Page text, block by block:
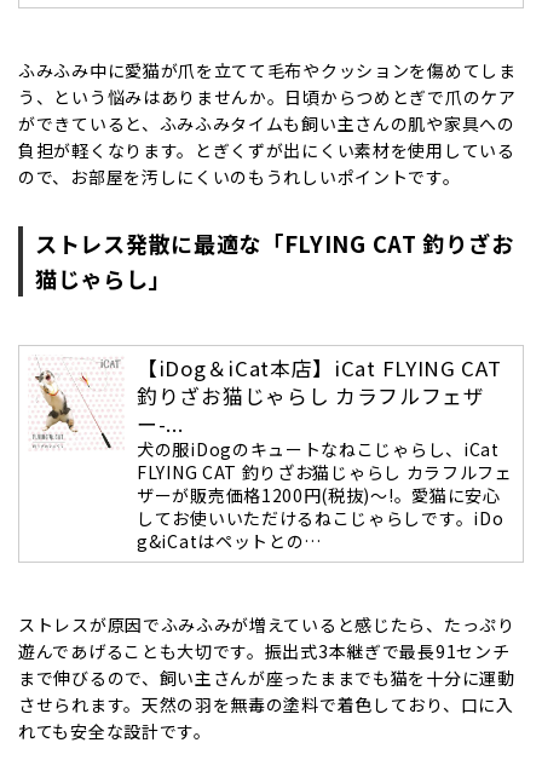
ふみふみ中に愛猫が爪を立てて毛布やクッションを傷めてしま
う、という悩みはありませんか。日頃からつめとぎで爪のケア
ができていると、ふみふみタイムも飼い主さんの肌や家具への
負担が軽くなります。とぎくずが出にくい素材を使用している
ので、お部屋を汚しにくいのもうれしいポイントです。
ストレス発散に最適な「FLYING CAT 釣りざお
猫じゃらし」
【iDog＆iCat本店】iCat FLYING CAT
釣りざお猫じゃらし カラフルフェザ
ー-...
犬の服iDogのキュートなねこじゃらし、iCat
FLYING CAT 釣りざお猫じゃらし カラフルフェ
ザーが販売価格1200円(税抜)～!。愛猫に安心
してお使いいただけるねこじゃらしです。iDo
g&iCatはペットとの…
ストレスが原因でふみふみが増えていると感じたら、たっぷり
遊んであげることも大切です。振出式3本継ぎで最長91センチ
まで伸びるので、飼い主さんが座ったままでも猫を十分に運動
させられます。天然の羽を無毒の塗料で着色しており、口に入
れても安全な設計です。